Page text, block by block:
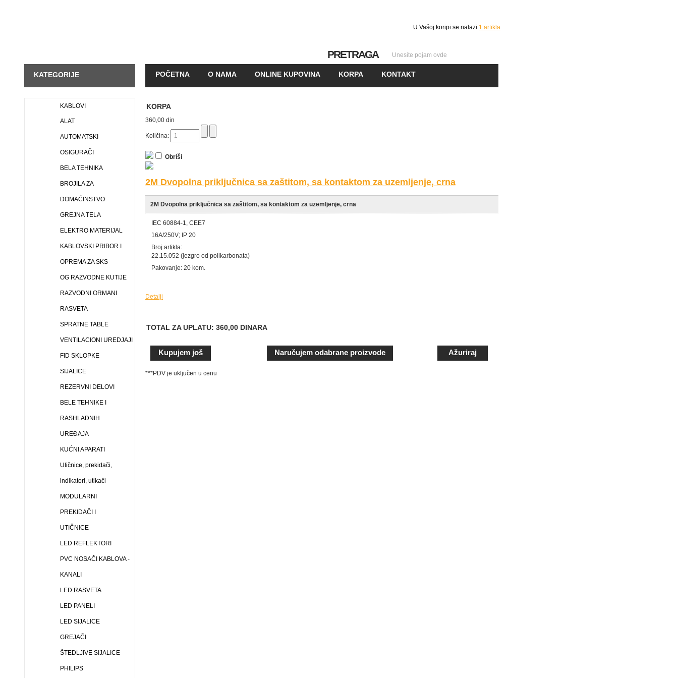
U Vašoj koripi se nalazi 1 artikla
PRETRAGA
POČETNA O NAMA ONLINE KUPOVINA KORPA KONTAKT
KATEGORIJE
KABLOVI
ALAT
AUTOMATSKI
OSIGURAČI
BELA TEHNIKA
BROJILA ZA
DOMAĆINSTVO
GREJNA TELA
ELEKTRO MATERIJAL
KABLOVSKI PRIBOR I
OPREMA ZA SKS
OG RAZVODNE KUTIJE
RAZVODNI ORMANI
RASVETA
SPRATNE TABLE
VENTILACIONI UREDJAJI
FID SKLOPKE
SIJALICE
REZERVNI DELOVI
BELE TEHNIKE I
RASHLADNIH
UREĐAJA
KUĆNI APARATI
Utičnice, prekidači,
indikatori, utikači
MODULARNI
PREKIDAČI I
UTIČNICE
LED REFLEKTORI
PVC NOSAČI KABLOVA -
KANALI
LED RASVETA
LED PANELI
LED SIJALICE
GREJAČI
ŠTEDLJIVE SIJALICE
PHILIPS
KORPA
360,00 din
Količina:
Obriši
2M Dvopolna priključnica sa zaštitom, sa kontaktom za uzemljenje, crna
2M Dvopolna priključnica sa zaštitom, sa kontaktom za uzemljenje, crna
IEC 60884-1, CEE7
16A/250V; IP 20
Broj artikla:
22.15.052 (jezgro od polikarbonata)
Pakovanje: 20 kom.
Detalji
TOTAL ZA UPLATU: 360,00 DINARA
***PDV je uključen u cenu